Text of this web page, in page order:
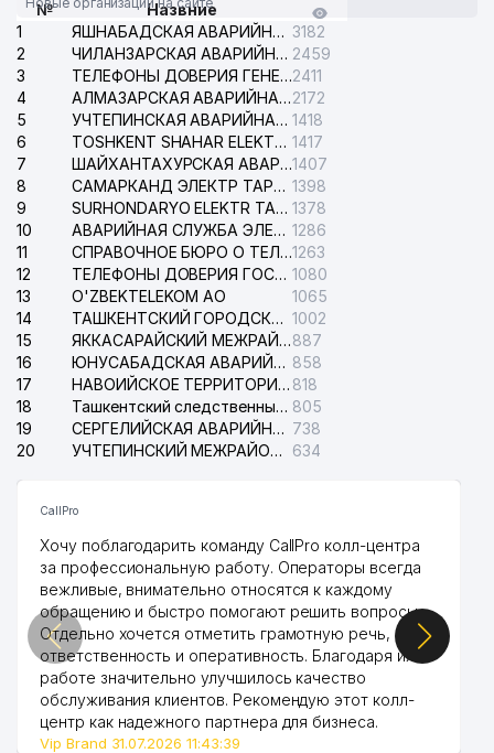
№
Назвние
1
ЯШНАБАДСКАЯ АВАРИЙНАЯ СЛУЖБА ЭЛЕКТРОСЕТИ 3182
2
ЧИЛАНЗАРСКАЯ АВАРИЙНАЯ СЛУЖБА ЭЛЕКТРОСЕТИ 2459
3
ТЕЛЕФОНЫ ДОВЕРИЯ ГЕНЕРАЛЬНОЙ ПРОКУРАТУРЫ РЕСПУБЛИКИ УЗБЕКИСТАН2411
4
АЛМАЗАРСКАЯ АВАРИЙНАЯ СЛУЖБА ЭЛЕКТРОСЕТИ2172
5
УЧТЕПИНСКАЯ АВАРИЙНАЯ СЛУЖБА ЭЛЕКТРОСЕТИ 1418
6
TOSHKENT SHAHAR ELEKTR TARMOQLARI KORXONASI АО 1417
7
ШАЙХАНТАХУРСКАЯ АВАРИЙНАЯ СЛУЖБА ЭЛЕКТРОСЕТИ1407
8
САМАРКАНД ЭЛЕКТР ТАРМОКЛАРИ АО 1398
9
SURHONDARYO ELEKTR TARMOKLARI АО 1378
10
АВАРИЙНАЯ СЛУЖБА ЭЛЕКТРОСЕТИ ТАШКЕНТСКОГО РАЙОНА 1286
11
СПРАВОЧНОЕ БЮРО О ТЕЛЕФОНАХ ОРГАНИЗАЦИЙ г. ТАШКЕНТА1263
12
ТЕЛЕФОНЫ ДОВЕРИЯ ГОСУДАРСТВЕННОГО ЦЕНТРА ТЕСТИРОВАНИЯ 1080
13
O'ZBEKTELEKOM АО
1065
14
ТАШКЕНТСКИЙ ГОРОДСКОЙ СУД ПО ГРАЖДАНСКИМ ДЕЛАМ 1002
15
ЯККАСАРАЙСКИЙ МЕЖРАЙОННЫЙ СУД ПО ГРАЖДАНСКИМ ДЕЛАМ887
16
ЮНУСАБАДСКАЯ АВАРИЙНАЯ СЛУЖБА ЭЛЕКТРОСЕТИ 858
17
НАВОИЙСКОЕ ТЕРРИТОРИАЛЬНОЕ ПРЕДПРИЯТИЕ ЭЛЕКТРОСЕТИ АО 818
18
Ташкентский следственный изолятор 805
19
СЕРГЕЛИЙСКАЯ АВАРИЙНАЯ СЛУЖБА ЭЛЕКТРОСЕТИ 738
20
УЧТЕПИНСКИЙ МЕЖРАЙОННЫЙ СУД ПО ГРАЖДАНСКИМ ДЕЛАМ 634
CallPro
Хочу поблагодарить команду CallPro колл-центра
за профессиональную работу. Операторы всегда
вежливые, внимательно относятся к каждому
обращению и быстро помогают решить вопросы.
Отдельно хочется отметить грамотную речь,
ответственность и оперативность. Благодаря их
работе значительно улучшилось качество
обслуживания клиентов. Рекомендую этот колл-
центр как надежного партнера для бизнеса.
Vip Brand 31.07.2026 11:43:39